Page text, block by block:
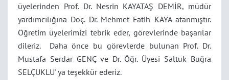
üyelerinden Prof. Dr. Nesrin KAYATAŞ DEMİR, müdür
yardımcılığına Doç. Dr. Mehmet Fatih KAYA atanmıştır.
Öğretim üyelerimizi tebrik eder, görevlerinde başarılar
dileriz. Daha önce bu görevlerde bulunan Prof. Dr.
Mustafa Serdar GENÇ ve Dr. Öğr. Üyesi Saltuk Buğra
SELÇUKLU' ya teşekkür ederiz.